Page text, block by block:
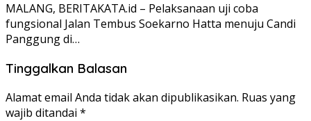
MALANG, BERITAKATA.id – Pelaksanaan uji coba
fungsional Jalan Tembus Soekarno Hatta menuju Candi
Panggung di…
Tinggalkan Balasan
Alamat email Anda tidak akan dipublikasikan. Ruas yang
wajib ditandai *